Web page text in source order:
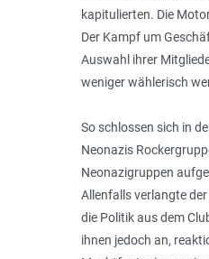
kapitulierten. Die
Der Kampf um
Auswahl ihrer
weniger wählerisch
So schlossen sich in
Neonazis
Neonazigruppen
Allenfalls verlangte
die Politik aus dem
ihnen jedoch an,